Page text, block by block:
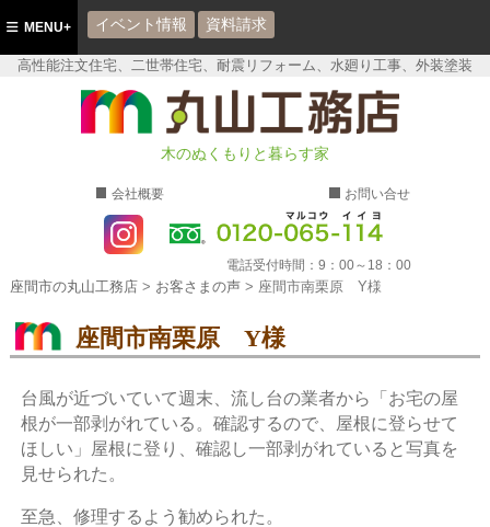
高性能注文住宅、二世帯住宅、耐震リフォーム、水廻り工事、外装塗装
座間市の丸山工務店
木のぬくもりと暮らす家
会社概要 お問い合せ
電話受付時間： 9：00～18：00
MENU+ イベント情報 資料請求
座間市の丸山工務店> お客さまの声> 座間市南栗原 Y様
座間市南栗原 Y様
台風が近づいていて週末、流し台の業者から「お宅の屋
根が一部剥がれている。確認するので、屋根に登らせて
ほしい」屋根に登り、確認し一部剥がれていると写真を
見せられた。
至急、修理するよう勧められた。